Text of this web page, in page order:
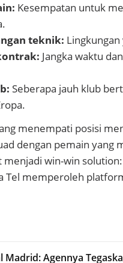
Kesempatan untuk
teknik:
Jangka waktu
Seberapa jauh klub
menempati posisi
dengan pemain yang
menjadi win-win
Tel memperoleh
Madrid: Agennya